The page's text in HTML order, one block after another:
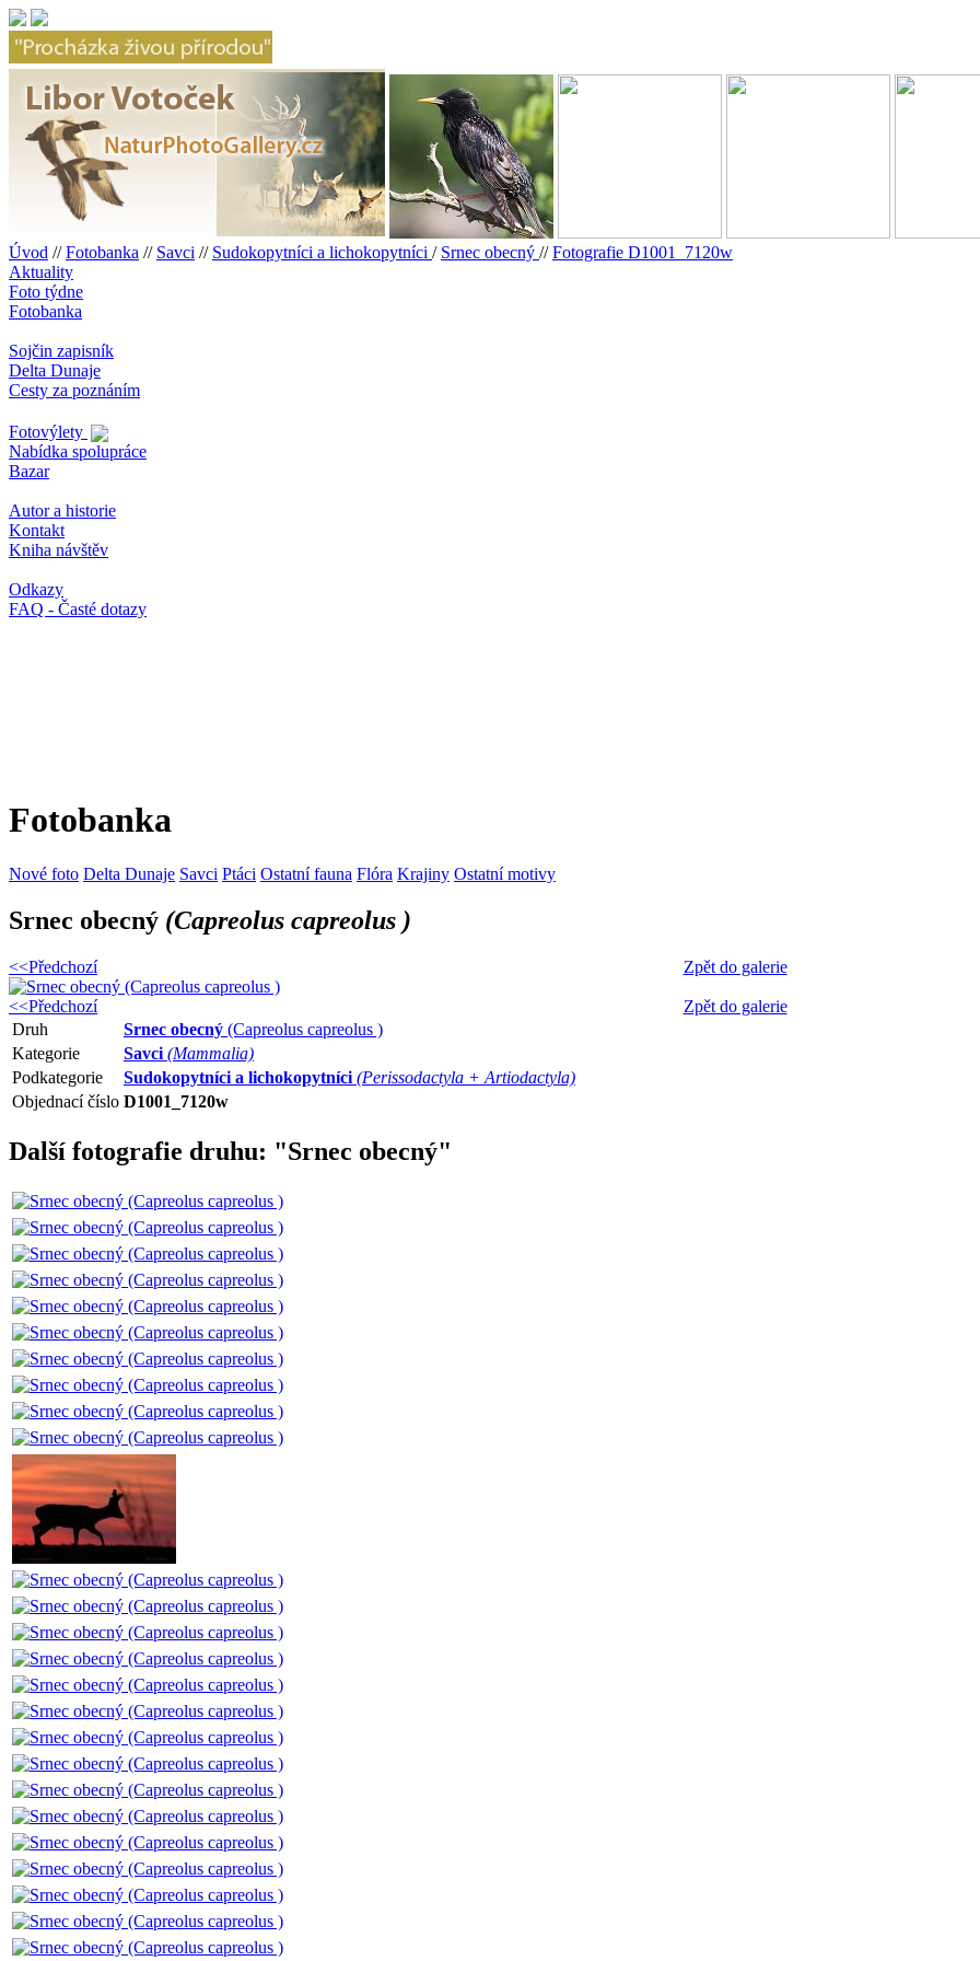
Úvod //Fotobanka // Savci // Sudokopytníci a lichokopytníci / Srnec obecný //Fotografie D1001_7120w
Aktuality
Foto týdne
Fotobanka
Sojčin zapisník
Delta Dunaje
Cesty za poznáním
Fotovýlety
Nabídka spolupráce
Bazar
Autor a historie
Kontakt
Kniha návštěv
Odkazy
FAQ - Časté dotazy
Fotobanka
Nové foto Delta Dunaje Savci Ptáci Ostatní fauna Flóra Krajiny Ostatní motivy
Srnec obecný (Capreolus capreolus )
<<Předchozí Zpět do galerie
<<Předchozí Zpět do galerie
Druh
Srnec obecný (Capreolus capreolus )
Kategorie
Savci (Mammalia)
Podkategorie
Sudokopytníci a lichokopytníci (Perissodactyla + Artiodactyla)
Objednací číslo D1001_7120w
Další fotografie druhu: "Srnec obecný"